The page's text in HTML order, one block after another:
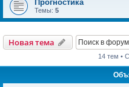
Прогностика
Темы: 5
Новая тема
14 тем •